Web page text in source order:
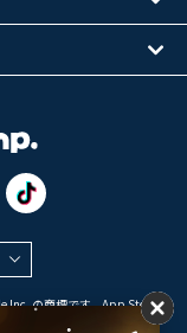
Inc. の商標です。App Store は